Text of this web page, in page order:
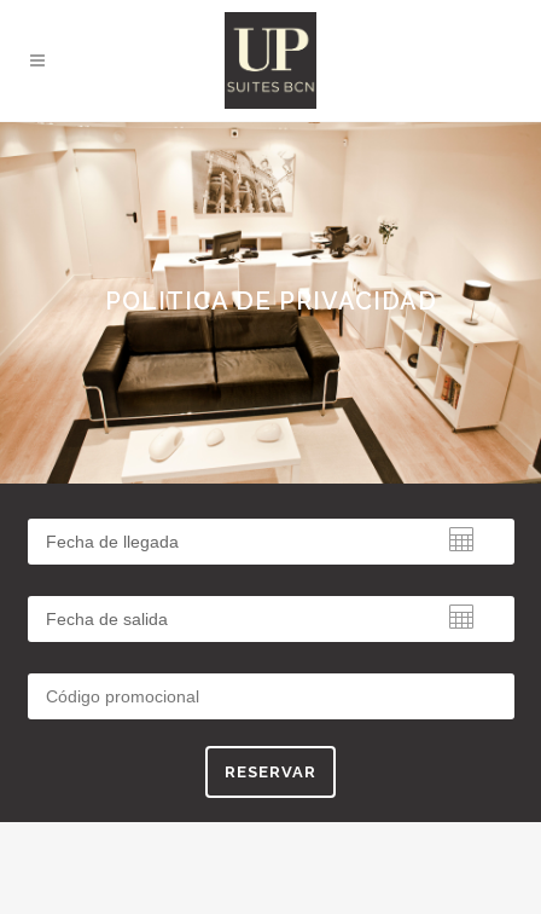
POLITICA DE PRIVACIDAD
RESERVAR